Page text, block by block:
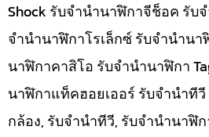
Shock รับจำนำนาฬิกาจีช็อค รับ
จำนำนาฬิกาโรเล็กซ์ รับจำนำนา
นาฬิกาคาสิโอ รับจำนำนาฬิกา
นาฬิกาแท็คฮอยเออร์ รับจำนำที
กล้อง, รับจำนำทีวี, รับจำนำนาฬิ